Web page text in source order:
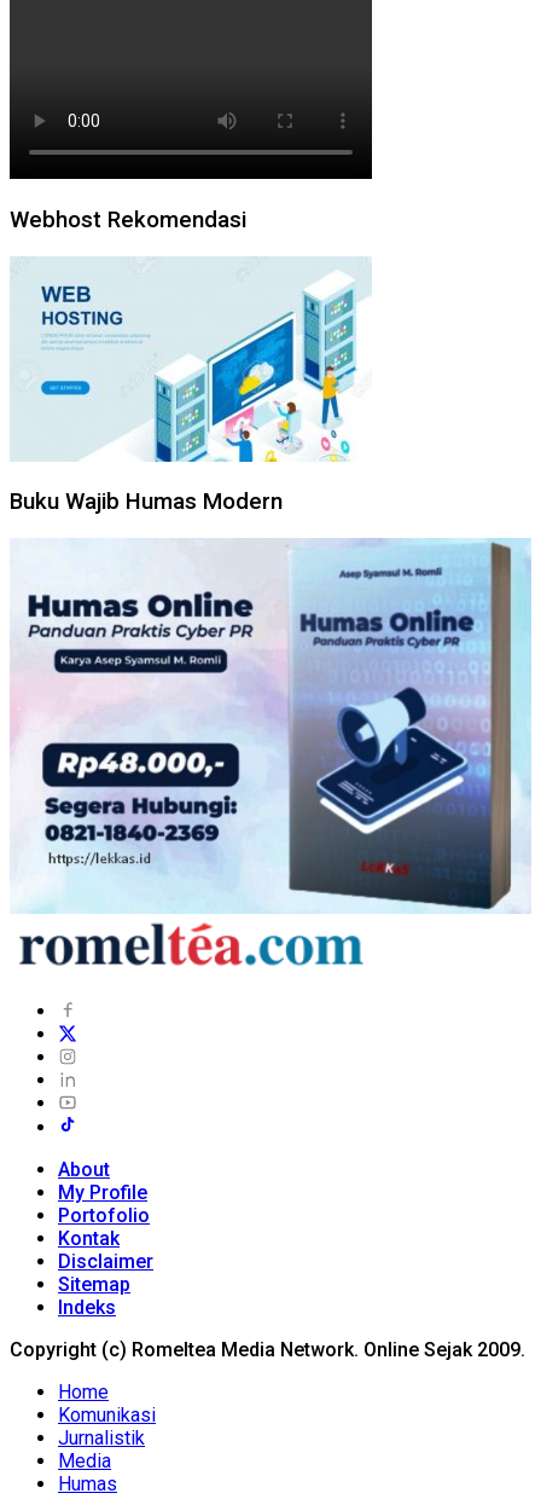
Webhost Rekomendasi
Buku Wajib Humas Modern
About
My Profile
Portofolio
Kontak
Disclaimer
Sitemap
Indeks
Copyright (c) Romeltea Media Network. Online Sejak 2009.
Home
Komunikasi
Jurnalistik
Media
Humas